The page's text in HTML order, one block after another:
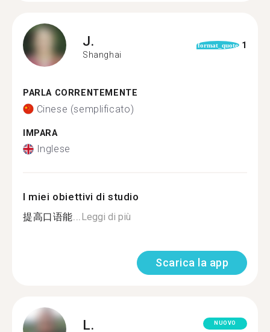
J.
Shanghai
format_quote 1
PARLA CORRENTEMENTE
Cinese (semplificato)
IMPARA
Inglese
I miei obiettivi di studio
提高口语能...Leggi di più
Scarica la app
L. NUOVO